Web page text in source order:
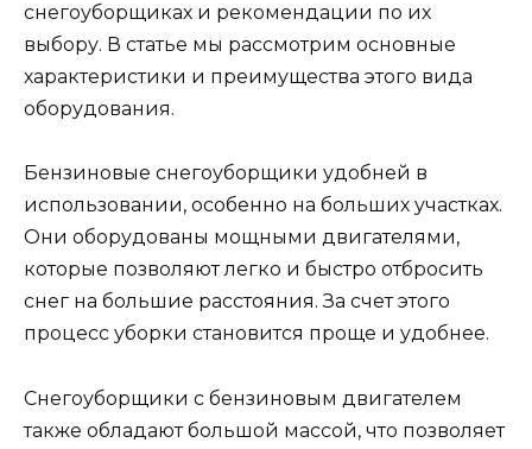
снегоуборщиках и рекомендации по их
выбору. В статье мы рассмотрим основные
характеристики и преимущества этого вида
оборудования.
Бензиновые снегоуборщики удобней в
использовании, особенно на больших участках.
Они оборудованы мощными двигателями,
которые позволяют легко и быстро отбросить
снег на большие расстояния. За счет этого
процесс уборки становится проще и удобнее.
Снегоуборщики с бензиновым двигателем
также обладают большой массой, что позволяет